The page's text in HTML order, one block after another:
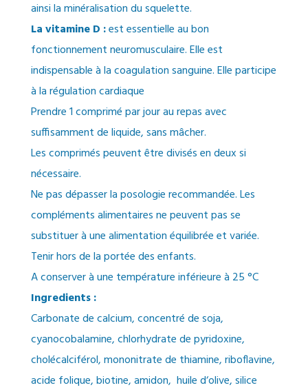
ainsi la minéralisation du squelette.
La vitamine D :est essentielle au bon
fonctionnement neuromusculaire. Elle est
indispensable à la coagulation sanguine. Elle participe
à la régulation cardiaque
Prendre 1 comprimé par jour au repas avec
suffisamment de liquide, sans mâcher.
Les comprimés peuvent être divisés en deux si
nécessaire.
Ne pas dépasser la posologie recommandée. Les
compléments alimentaires ne peuvent pas se
substituer à une alimentation équilibrée et variée.
Tenir hors de la portée des enfants.
A conserver à une température inférieure à 25 °C
Ingredients :
Carbonate de calcium, concentré de soja,
cyanocobalamine, chlorhydrate de pyridoxine,
cholécalciférol, mononitrate de thiamine, riboflavine,
acide folique, biotine, amidon, huile d‘olive, silice